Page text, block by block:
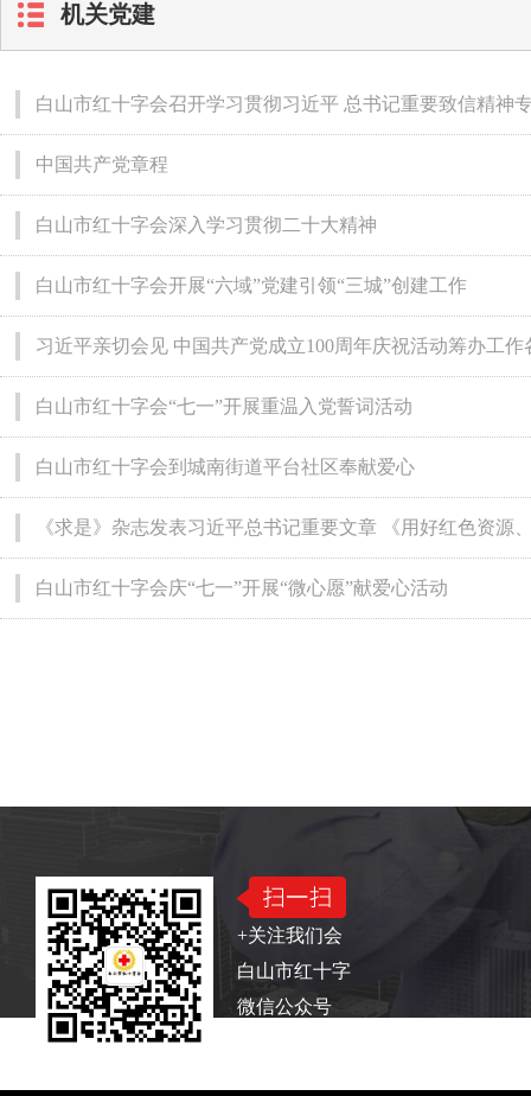
机关党建
白山市红十字会召开学习贯彻习近平 总书记重要致信精神
中国共产党章程
白山市红十字会深入学习贯彻二十大精神
白山市红十字会开展“六域”党建引领“三城”创建工作
习近平亲切会见 中国共产党成立100周年庆祝活动筹办工作
白山市红十字会“七一”开展重温入党誓词活动
白山市红十字会到城南街道平台社区奉献爱心
《求是》杂志发表习近平总书记重要文章 《用好红色资
白山市红十字会庆“七一”开展“微心愿”献爱心活动
+关注我们会
白山市红十字
微信公众号